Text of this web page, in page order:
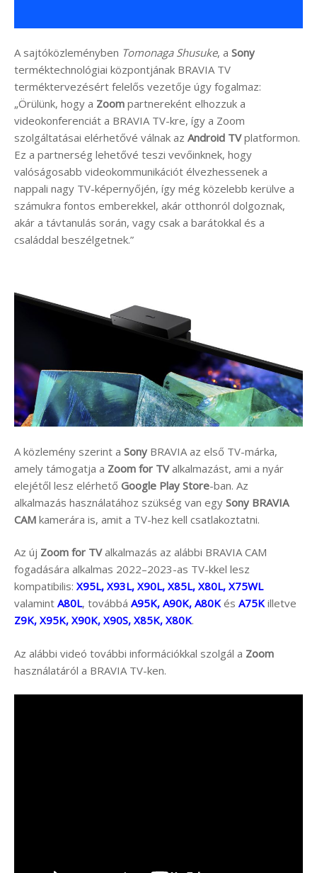
A sajtóközleményben Tomonaga Shusuke, a Sony
terméktechnológiai központjának BRAVIA TV
terméktervezésért felelős vezetője úgy fogalmaz:
„Örülünk, hogy a Zoom partnereként elhozzuk a
videokonferenciát a BRAVIA TV-kre, így a Zoom
szolgáltatásai elérhetővé válnak az Android TVplatformon.
Ez a partnerség lehetővé teszi vevőinknek, hogy
valóságosabb videokommunikációt élvezhessenek a
nappali nagy TV-képernyőjén, így még közelebb kerülve a
számukra fontos emberekkel, akár otthonról dolgoznak,
akár a távtanulás során, vagy csak a barátokkal és a
családdal beszélgetnek.”
A közlemény szerint a Sony BRAVIA az első TV-márka,
amely támogatja a Zoom for TValkalmazást, ami a nyár
elejétől lesz elérhető Google Play Store-ban. Az
alkalmazás használatához szükség van egy Sony BRAVIA
CAM kamerára is, amit a TV-hez kell csatlakoztatni.
Az új Zoom for TValkalmazás az alábbi BRAVIA CAM
fogadására alkalmas 2022–2023-as TV-kkel lesz
kompatibilis: X95L, X93L, X90L, X85L, X80L, X75WL
valamint A80L, továbbá A95K, A90K, A80Kés A75Killetve
Z9K, X95K, X90K, X90S, X85K, X80K.
Az alábbi videó további információkkal szolgál a Zoom
használatáról a BRAVIA TV-ken.